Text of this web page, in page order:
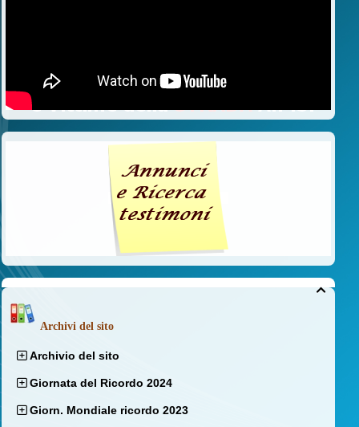

Archivi del sito
Archivio del sito
Giornata del Ricordo 2024
Giorn. Mondiale ricordo 2023